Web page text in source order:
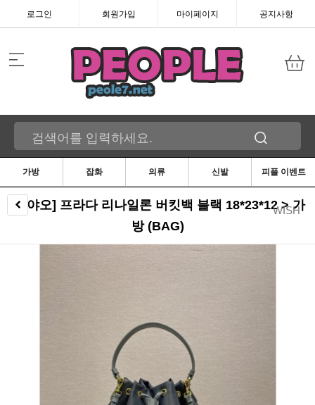
로그인 회원가입 마이페이지 공지사항
가방 잡화 의류 신발 피플 이벤트
[근야오] 프라다 리나일론 버킷백 블랙 18*23*12 > 가
방 (BAG)
WISH